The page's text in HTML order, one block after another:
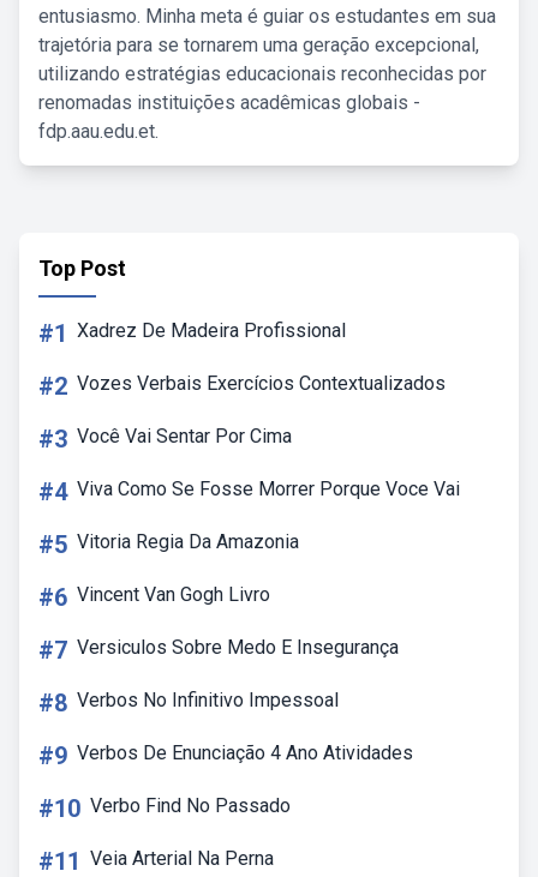
entusiasmo. Minha meta é guiar os estudantes em sua
trajetória para se tornarem uma geração excepcional,
utilizando estratégias educacionais reconhecidas por
renomadas instituições acadêmicas globais -
fdp.aau.edu.et.
Top Post
#1 Xadrez De Madeira Profissional
#2 Vozes Verbais Exercícios Contextualizados
#3 Você Vai Sentar Por Cima
#4 Viva Como Se Fosse Morrer Porque Voce Vai
#5 Vitoria Regia Da Amazonia
#6 Vincent Van Gogh Livro
#7 Versiculos Sobre Medo E Insegurança
#8 Verbos No Infinitivo Impessoal
#9 Verbos De Enunciação 4 Ano Atividades
#10 Verbo Find No Passado
#11 Veia Arterial Na Perna